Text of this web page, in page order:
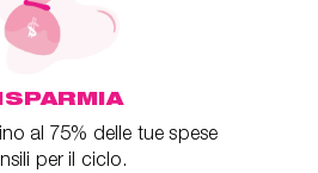
al 75% delle tue spese
per il ciclo.